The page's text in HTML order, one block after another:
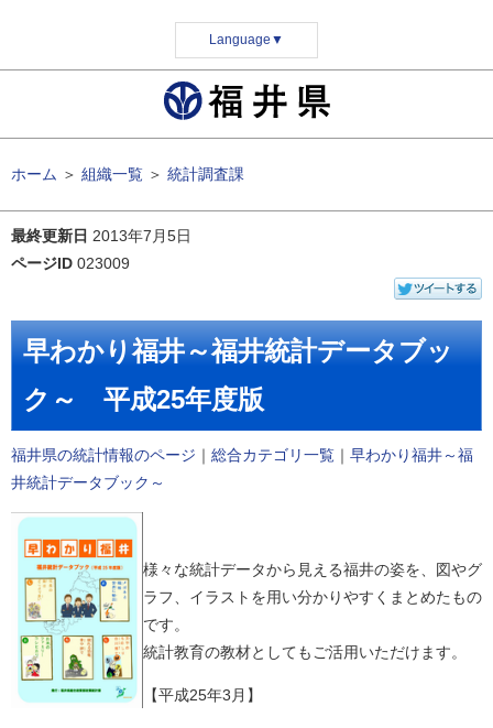
Language ▼
ホーム ＞ 組織一覧 ＞ 統計調査課
最終更新日 2013年7月5日
ページID 023009
早わかり福井～福井統計データブッ
ク～ 平成25年度版
福井県の統計情報のページ ｜ 総合カテゴリ一覧 ｜ 早わかり福井～福
井統計データブック～
様々な統計データから見える福井の姿を、図やグ
ラフ、イラストを用い分かりやすくまとめたもの
です。
統計教育の教材としてもご活用いただけます。
【平成25年3月】